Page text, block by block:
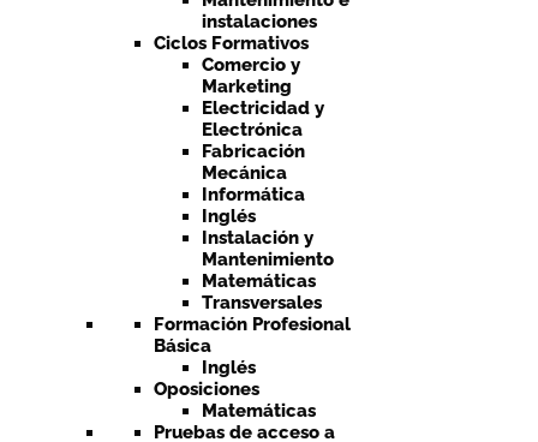
instalaciones
Ciclos Formativos
Comercio y
Marketing
Electricidad y
Electrónica
Fabricación
Mecánica
Informática
Inglés
Instalación y
Mantenimiento
Matemáticas
Transversales
Formación Profesional
Básica
Inglés
Oposiciones
Matemáticas
Pruebas de acceso a